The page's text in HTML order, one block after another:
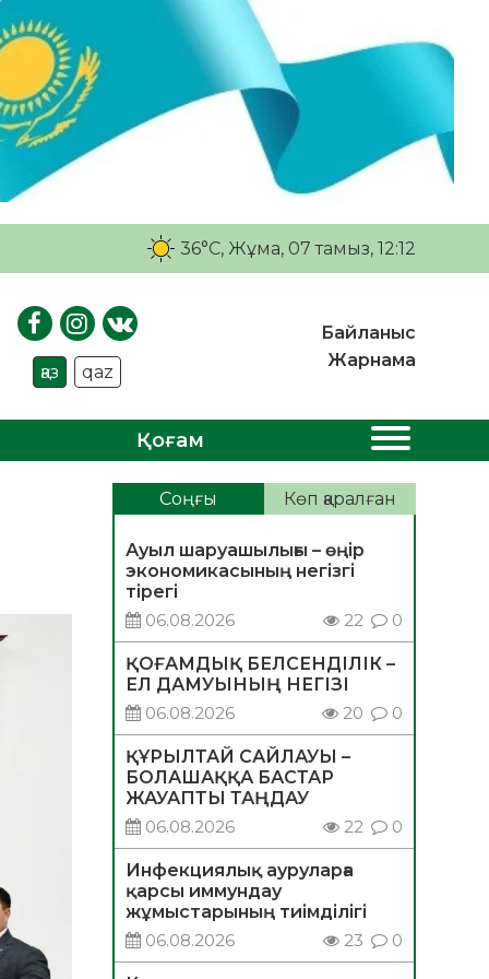
36°C, Жұма, 07 тамыз, 12:12
қаз qaz
Байланыс
Жарнама
Қоғам
Соңғы Көп қаралған
Ауыл шаруашылығы – өңір
экономикасының негізгі
тірегі
06.08.2026
22 0
ҚОҒАМДЫҚ БЕЛСЕНДІЛІК –
ЕЛ ДАМУЫНЫҢ НЕГІЗІ
06.08.2026
20 0
ҚҰРЫЛТАЙ САЙЛАУЫ –
БОЛАШАҚҚА БАСТАР
ЖАУАПТЫ ТАҢДАУ
06.08.2026
22 0
Инфекциялық ауруларға
қарсы иммундау
жұмыстарының тиімділігі
06.08.2026
23 0